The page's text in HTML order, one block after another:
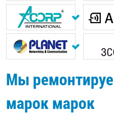
Мы
марок марок